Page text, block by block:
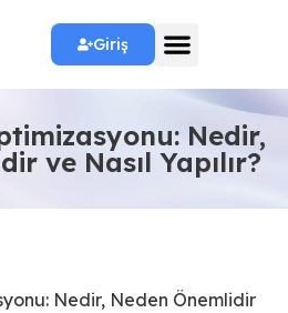
Giriş
Nedir,
ve Nasıl Yapılır?
Nedir, Neden Önemlidir